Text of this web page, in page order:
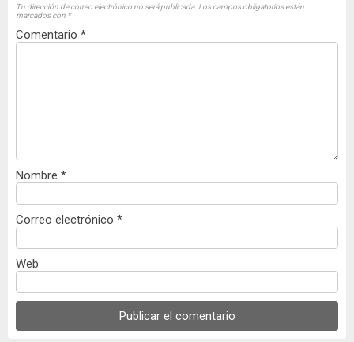
Tu dirección de correo electrónico no será publicada. Los campos obligatorios están
marcados con *
Comentario *
Nombre *
Correo electrónico *
Web